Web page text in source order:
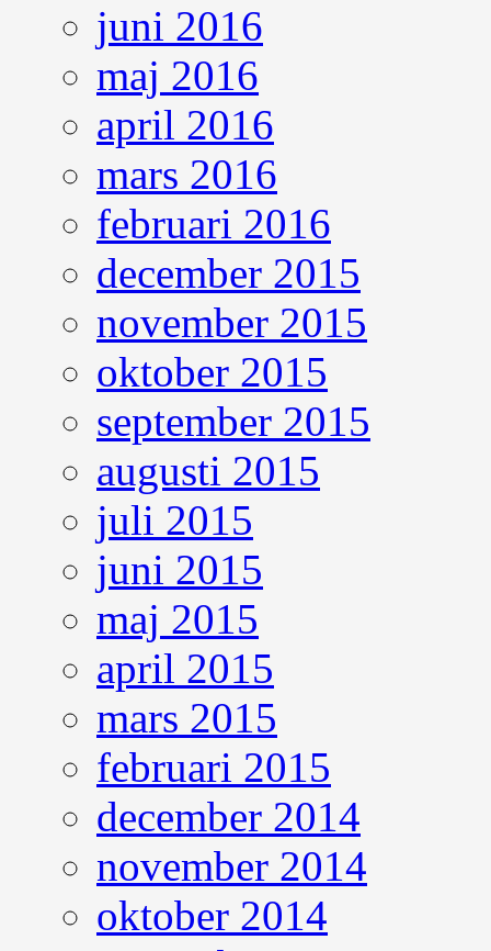
juni 2016
maj 2016
april 2016
mars 2016
februari 2016
december 2015
november 2015
oktober 2015
september 2015
augusti 2015
juli 2015
juni 2015
maj 2015
april 2015
mars 2015
februari 2015
december 2014
november 2014
oktober 2014